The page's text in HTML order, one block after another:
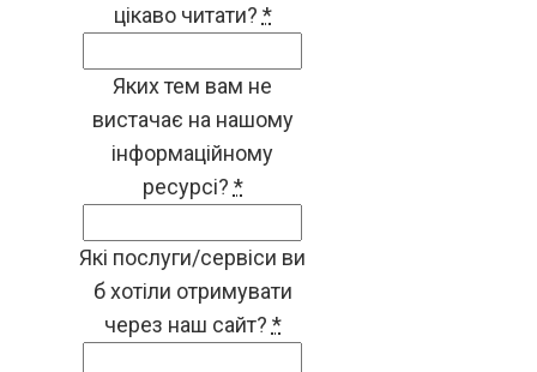
цікаво читати? *
Яких тем вам не
вистачає на нашому
інформаційному
ресурсі? *
Які послуги/сервіси ви
б хотіли отримувати
через наш сайт? *